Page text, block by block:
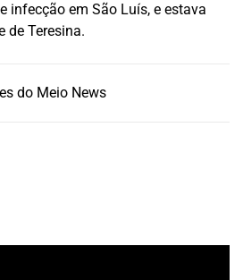
infecção em São Luís, e estava
de Teresina.
do Meio News